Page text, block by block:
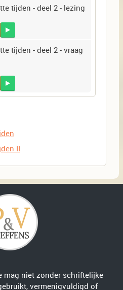
tijden - deel 2 - lezing
tijden - deel 2 - vraag
II
mag niet zonder schriftelijke
vermenigvuldigd of